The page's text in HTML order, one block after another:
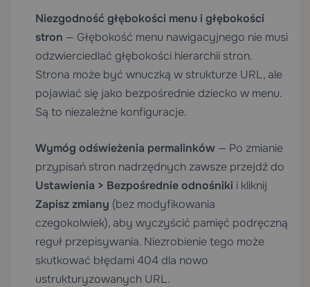
Niezgodność głębokości menu i głębokości
stron — Głębokość menu nawigacyjnego nie musi
odzwierciedlać głębokości hierarchii stron.
Strona może być wnuczką w strukturze URL, ale
pojawiać się jako bezpośrednie dziecko w menu.
Są to niezależne konfiguracje.
Wymóg odświeżenia permalinków — Po zmianie
przypisań stron nadrzędnych zawsze przejdź do
Ustawienia > Bezpośrednie odnośniki i kliknij
Zapisz zmiany (bez modyfikowania
czegokolwiek), aby wyczyścić pamięć podręczną
reguł przepisywania. Niezrobienie tego może
skutkować błędami 404 dla nowo
ustrukturyzowanych URL.